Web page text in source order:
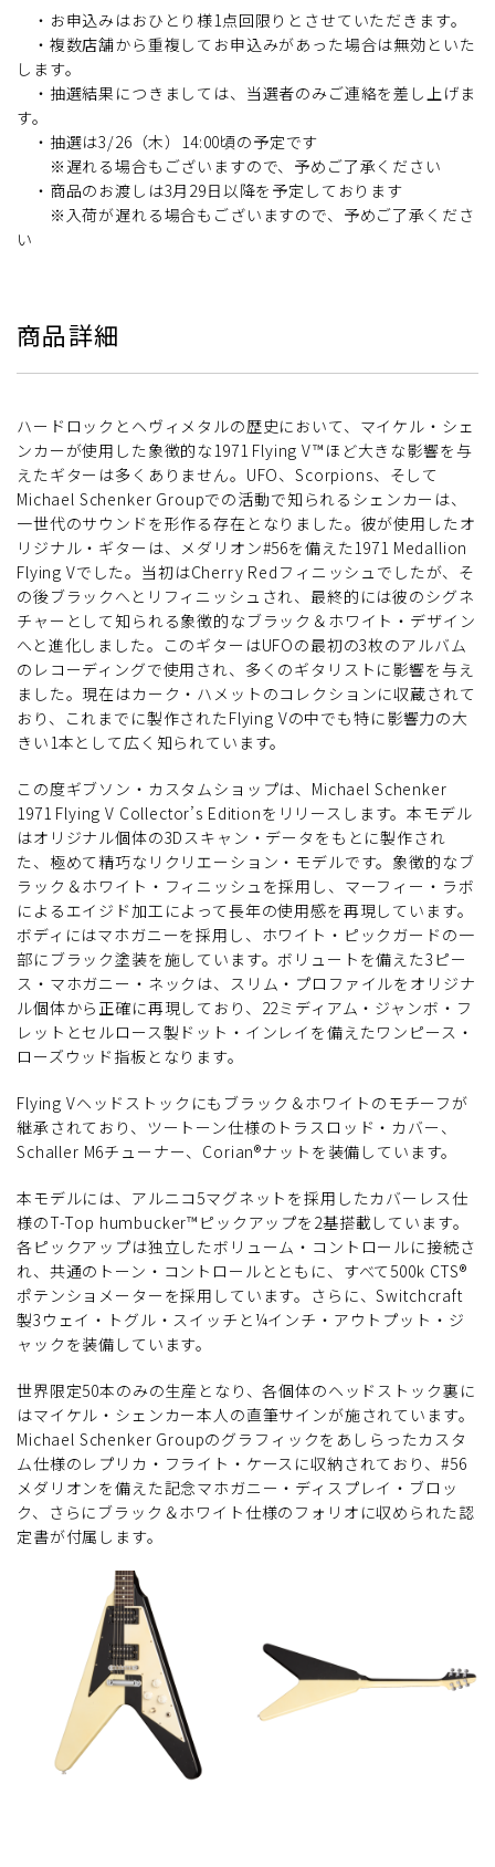
・お申込みはおひとり様1点回限りとさせていただきます。
・複数店舗から重複してお申込みがあった場合は無効といた
します。
・抽選結果につきましては、当選者のみご連絡を差し上げま
す。
・抽選は3/26（木）14:00頃の予定です
※遅れる場合もございますので、予めご了承ください
・商品のお渡しは3月29日以降を予定しております
※入荷が遅れる場合もございますので、予めご了承くださ
い
商品詳細
ハードロックとヘヴィメタルの歴史において、マイケル・シェ
ンカーが使用した象徴的な1971 Flying V™ほど大きな影響を与
えたギターは多くありません。UFO、Scorpions、そして
Michael Schenker Groupでの活動で知られるシェンカーは、
一世代のサウンドを形作る存在となりました。彼が使用したオ
リジナル・ギターは、メダリオン#56を備えた1971 Medallion
Flying Vでした。当初はCherry Redフィニッシュでしたが、そ
の後ブラックへとリフィニッシュされ、最終的には彼のシグネ
チャーとして知られる象徴的なブラック＆ホワイト・デザイン
へと進化しました。このギターはUFOの最初の3枚のアルバム
のレコーディングで使用され、多くのギタリストに影響を与え
ました。現在はカーク・ハメットのコレクションに収蔵されて
おり、これまでに製作されたFlying Vの中でも特に影響力の大
きい1本として広く知られています。
この度ギブソン・カスタムショップは、Michael Schenker
1971 Flying V Collector’s Editionをリリースします。本モデル
はオリジナル個体の3Dスキャン・データをもとに製作され
た、極めて精巧なリクリエーション・モデルです。象徴的なブ
ラック＆ホワイト・フィニッシュを採用し、マーフィー・ラボ
によるエイジド加工によって長年の使用感を再現しています。
ボディにはマホガニーを採用し、ホワイト・ピックガードの一
部にブラック塗装を施しています。ボリュートを備えた3ピー
ス・マホガニー・ネックは、スリム・プロファイルをオリジナ
ル個体から正確に再現しており、22ミディアム・ジャンボ・フ
レットとセルロース製ドット・インレイを備えたワンピース・
ローズウッド指板となります。
Flying Vヘッドストックにもブラック＆ホワイトのモチーフが
継承されており、ツートーン仕様のトラスロッド・カバー、
Schaller M6チューナー、Corian®ナットを装備しています。
本モデルには、アルニコ5マグネットを採用したカバーレス仕
様のT-Top humbucker™ピックアップを2基搭載しています。
各ピックアップは独立したボリューム・コントロールに接続さ
れ、共通のトーン・コントロールとともに、すべて500k CTS®
ポテンショメーターを採用しています。さらに、Switchcraft
製3ウェイ・トグル・スイッチと¼インチ・アウトプット・ジ
ャックを装備しています。
世界限定50本のみの生産となり、各個体のヘッドストック裏に
はマイケル・シェンカー本人の直筆サインが施されています。
Michael Schenker Groupのグラフィックをあしらったカスタ
ム仕様のレプリカ・フライト・ケースに収納されており、#56
メダリオンを備えた記念マホガニー・ディスプレイ・ブロッ
ク、さらにブラック＆ホワイト仕様のフォリオに収められた認
定書が付属します。